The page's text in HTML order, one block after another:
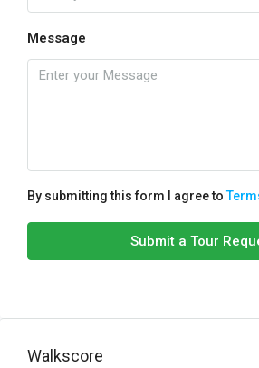
Message
By submitting this form I agree to
Submit a Tour
Walkscore